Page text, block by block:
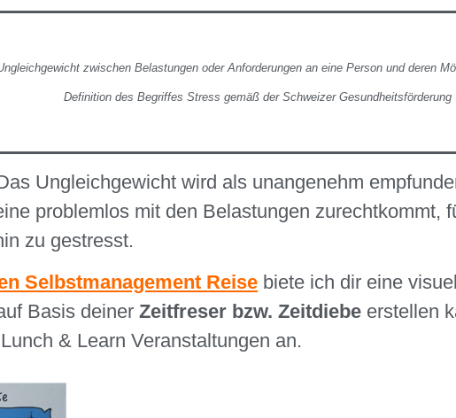
zwischen Belastungen oder Anforderungen an eine Person und deren
Definition des Begriffes Stress gemäß der Schweizer Gesundheitsförderung
Ungleichgewicht wird als unangenehm
problemlos mit den Belastungen zurechtkommt,
zu gestresst.
Selbstmanagement Reise biete ich dir eine
Basis deiner Zeitfreser bzw. Zeitdiebe erstellen
& Learn Veranstaltungen an.